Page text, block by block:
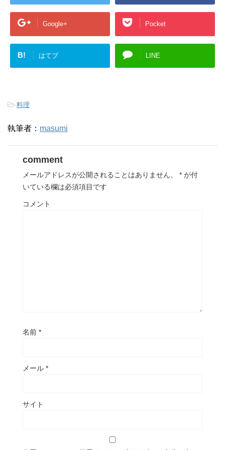
Google+ Pocket
B! はてブ LINE
-料理
執筆者： masumi
comment
メールアドレスが公開されることはありません。 * が付
いている欄は必須項目です
コメント
名前 *
メール *
サイト